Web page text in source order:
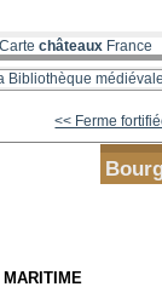
Carte châteauxFrance
Bibliothèque médiévale
<< Ferme